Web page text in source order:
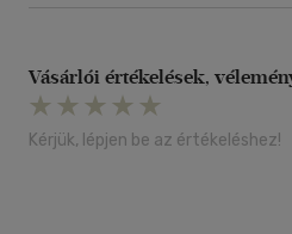
Vásárlói értékelések,
Kérjük, lépjen be az értékeléshez!